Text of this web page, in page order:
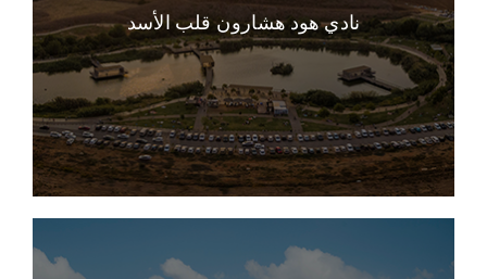
نادي هود هشارون قلب الأسد